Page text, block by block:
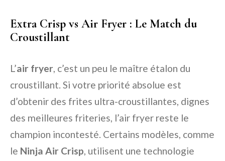
Extra Crisp vs Air Fryer : Le Match du
Croustillant
L’air fryer, c’est un peu le maître étalon du
croustillant. Si votre priorité absolue est
d’obtenir des frites ultra-croustillantes, dignes
des meilleures friteries, l’air fryer reste le
champion incontesté. Certains modèles, comme
le Ninja Air Crisp, utilisent une technologie